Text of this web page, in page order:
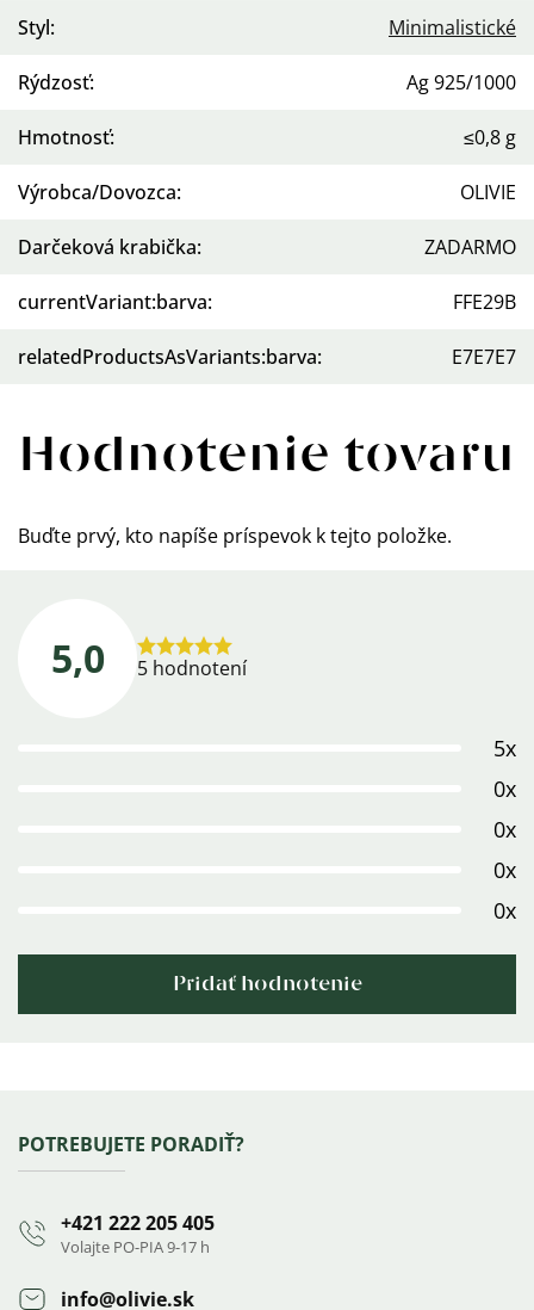
Styl: Minimalistické
Rýdzosť: Ag 925/1000
Hmotnosť: ≤0,8 g
Výrobca/Dovozca: OLIVIE
Darčeková krabička: ZADARMO
currentVariant:barva: FFE29B
relatedProductsAsVariants:barva: E7E7E7
Hodnotenie tovaru
Buďte prvý, kto napíše príspevok k tejto položke.
5,0
Priemerné
5 hodnotení
5x
0x
0x
0x
0x
Pridať hodnotenie
Zápätie
POTREBUJETE PORADIŤ?
+421 222 205 405
Volajte PO-PIA 9-17 h
info@olivie.sk